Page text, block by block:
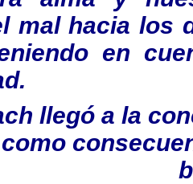
mal hacia los
en
llegó a la